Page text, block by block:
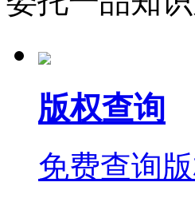
版权查询
免费查询